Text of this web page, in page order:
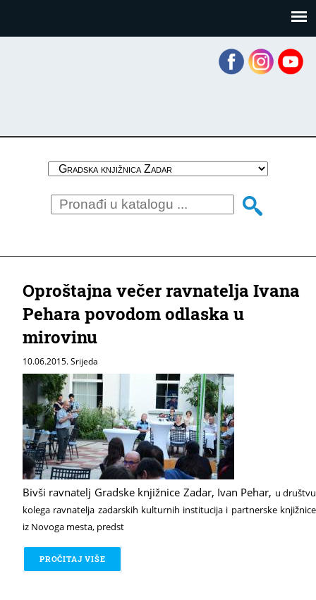
Oproštajna večer ravnatelja Ivana
Pehara povodom odlaska u
mirovinu
10.06.2015. Srijeda
Bivši ravnatelj Gradske knjižnice Zadar, Ivan Pehar, u društvu
kolega ravnatelja zadarskih kulturnih institucija i partnerske knjižnice
iz Novoga mesta, predst
PROČITAJ VIŠE